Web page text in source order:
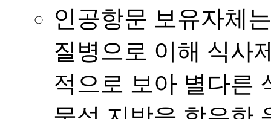
인공항문 보유자체
질병으로 이해 식사
적으로 보아 별다른